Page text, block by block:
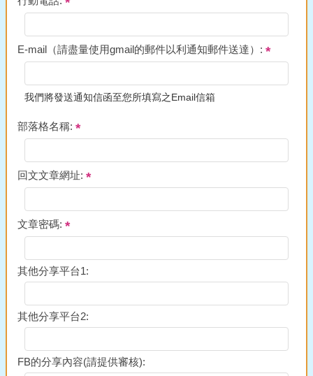
E-mail（請盡量使用gmail的郵件以利通知郵件送達）:
我們將發送通知信函至您所填寫之Email信箱
部落格名稱:
回文文章網址:
文章密碼:
其他分享平台1:
其他分享平台2:
FB的分享內容(請提供審核):